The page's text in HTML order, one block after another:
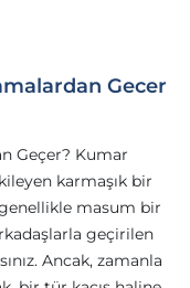
Gecer
Geçer? Kumar
karmaşık bir
genellikle masum bir
geçirilen
Ancak, zamanla